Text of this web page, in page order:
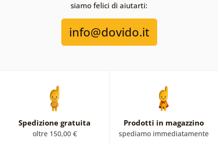
siamo felici di aiutarti:
info@dovido.it
Spedizione gratuita
oltre 150,00 €
Prodotti in magazzino
spediamo immediatamente